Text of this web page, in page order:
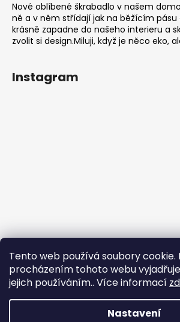
Tento web používá soubory cookie.
procházením tohoto webu
jejich používáním.. Více informací
Nastavení
Nové oblíbené škrabadlo v našem
ně a v něm střídají jak na běžícím pásu
krásně zapadne do našeho interieru a
zvolit si design.Miluji, když je něco eko,
Instagram